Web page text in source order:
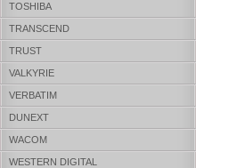
TOSHIBA
TRANSCEND
TRUST
VALKYRIE
VERBATIM
DUNEXT
WACOM
WESTERN DIGITAL